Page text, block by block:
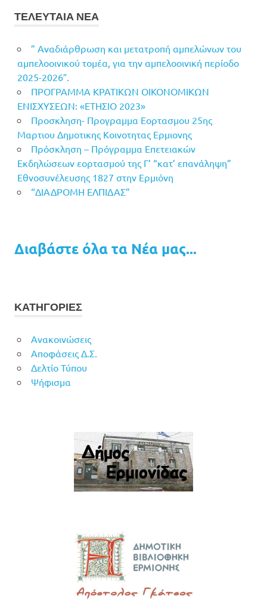
ΤΕΛΕΥΤΑΙΑ ΝΕΑ
” Αναδιάρθρωση και μετατροπή αμπελώνων του
αμπελοοινικού τομέα, για την αμπελοοινική περίοδο
2025-2026″.
ΠΡΟΓΡΑΜΜΑ ΚΡΑΤΙΚΩΝ ΟΙΚΟΝΟΜΙΚΩΝ
ΕΝΙΣΧΥΣΕΩΝ: «ΕΤΗΣΙΟ 2023»
Προσκληση- Προγραμμα Εορτασμου 25ης
Μαρτιου Δημοτικης Κοινοτητας Ερμιονης
Πρόσκληση – Πρόγραμμα Επετειακών
Εκδηλώσεων εορτασμού της Γ’ “κατ’ επανάληψη”
Εθνοσυνέλευσης 1827 στην Ερμιόνη
“ΔΙΑΔΡΟΜΗ ΕΛΠΙΔΑΣ”
Διαβάστε όλα τα Νέα μας...
ΚΑΤΗΓΟΡΙΕΣ
Ανακοινώσεις
Αποφάσεις Δ.Σ.
Δελτίο Τύπου
Ψήφισμα